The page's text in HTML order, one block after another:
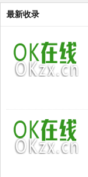
最新收录